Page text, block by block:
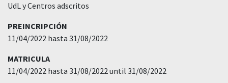
UdL y Centros adscritos
PREINCRIPCIÓN
11/04/2022 hasta 31/08/2022
MATRICULA
11/04/2022 hasta 31/08/2022 until 31/08/2022